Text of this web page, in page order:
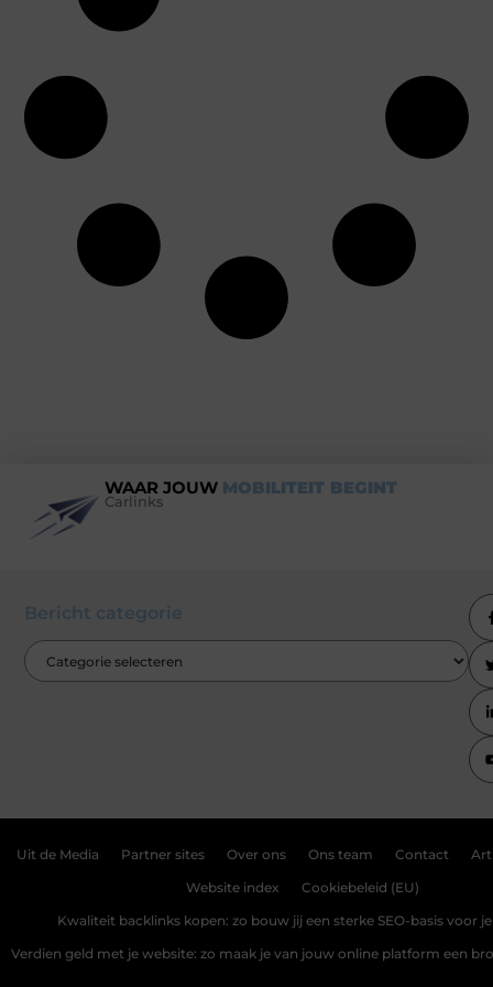
WAAR JOUW MOBILITEIT BEGINT
Carlinks
Bericht categorie
Uit de Media Partner sites Over ons Ons team Contact
Website index Cookiebeleid (EU)
Kwaliteit backlinks kopen: zo bouw jij een sterke SEO-basis voor
Verdien geld met je website: zo maak je van jouw online platform een